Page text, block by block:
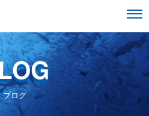
ブログ